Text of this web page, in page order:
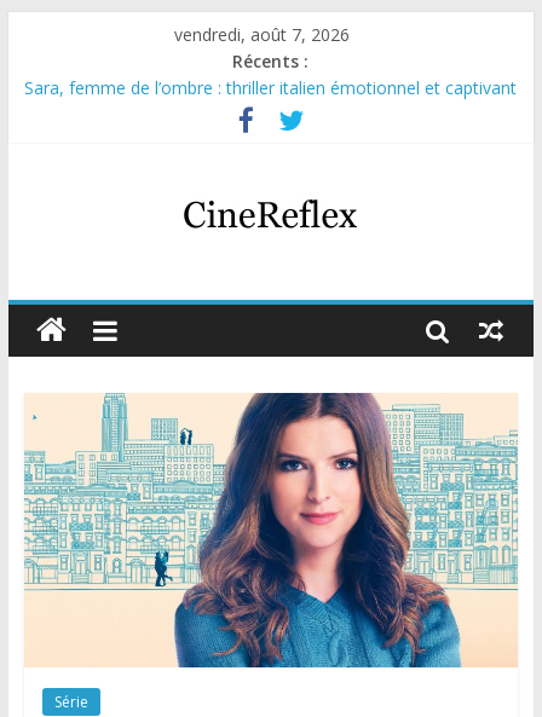
vendredi, août 7, 2026
Récents :
Sara, femme de l’ombre : thriller italien émotionnel et captivant
Journal d’une fille larguée : nouvelle série suédoise sur Netflix
Aema : mini-série sur le tournage d’un film érotique devenu
Glass Heart : excellente série musicale avec Takeru Satō
Olympo, saison 1 : nouvelle série qui séduira les fans de
Série